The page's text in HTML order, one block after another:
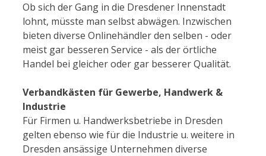
Ob sich der Gang in die Dresdener Innenstadt
lohnt, müsste man selbst abwägen. Inzwischen
bieten diverse Onlinehändler den selben - oder
meist gar besseren Service - als der örtliche
Handel bei gleicher oder gar besserer Qualität.
Verbandkästen für Gewerbe, Handwerk &
Industrie
Für Firmen u. Handwerksbetriebe in Dresden
gelten ebenso wie für die Industrie u. weitere in
Dresden ansässige Unternehmen diverse